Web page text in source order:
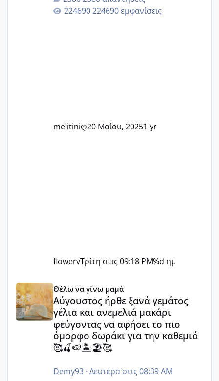
Εδώ θα μοιραστούμε αγωνίες, χαρές,
εμπειρίες και κάθε μικρή ή μεγάλη
224690 εμφανίσεις
melitiniღ20 Μαίου, 20251 yr
flowervΤρίτη στις 09:18 PM%d ημ
Αύγουστος ήρθε ξανά γεμάτος γέλια και ανεμελιά
Θέλω να γίνω μαμά
Αύγουστος ήρθε ξανά γεμάτος
γέλια και ανεμελιά μακάρι
φεύγοντας να αφήσει το πιο
όμορφο δωράκι για την καθεμιά
🥰🍒🍉🏝️🏖️🥰
Demy93· Δευτέρα στις 08:39 AM